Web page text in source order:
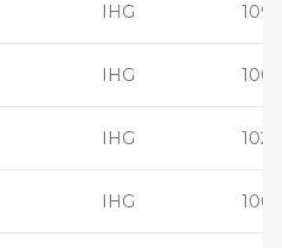
IHG
IHG
IHG
IHG